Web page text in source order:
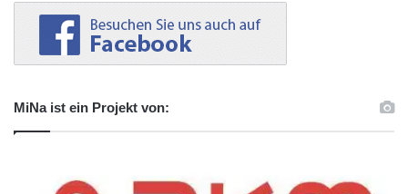
MiNa ist ein Projekt von: